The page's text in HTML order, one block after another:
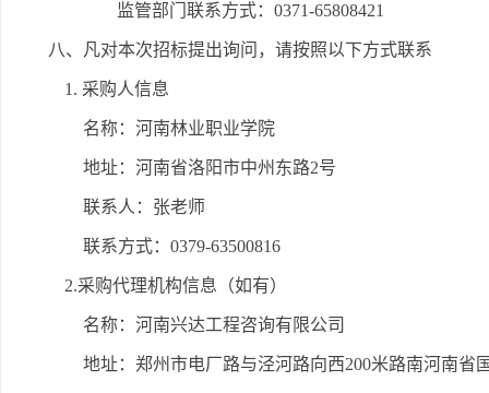
监管部门联系方式：0371-65808421
八、凡对本次招标提出询问，请按照以下方式联系
1. 采购人信息
名称：河南林业职业学院
地址：河南省洛阳市中州东路2号
联系人：张老师
联系方式：0379-63500816
2.采购代理机构信息（如有）
名称：河南兴达工程咨询有限公司
地址：郑州市电厂路与泾河路向西200米路南河南省